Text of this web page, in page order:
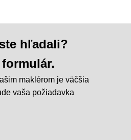
hľadali?
maklérom je väčšia
vaša požiadavka